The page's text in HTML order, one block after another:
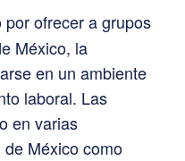
ofrecer a grupos
México, la
en un ambiente
laboral. Las
en varias
México como